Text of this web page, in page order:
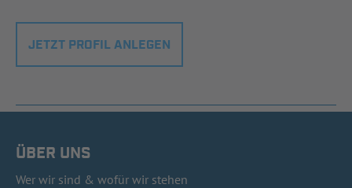
JETZT PROFIL ANLEGEN
ÜBER UNS
Wer wir sind & wofür wir stehen